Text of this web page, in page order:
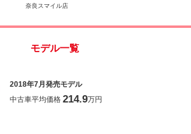
奈良スマイル店
モデル一覧
2018年7月発売モデル
中古車平均価格 214.9万円